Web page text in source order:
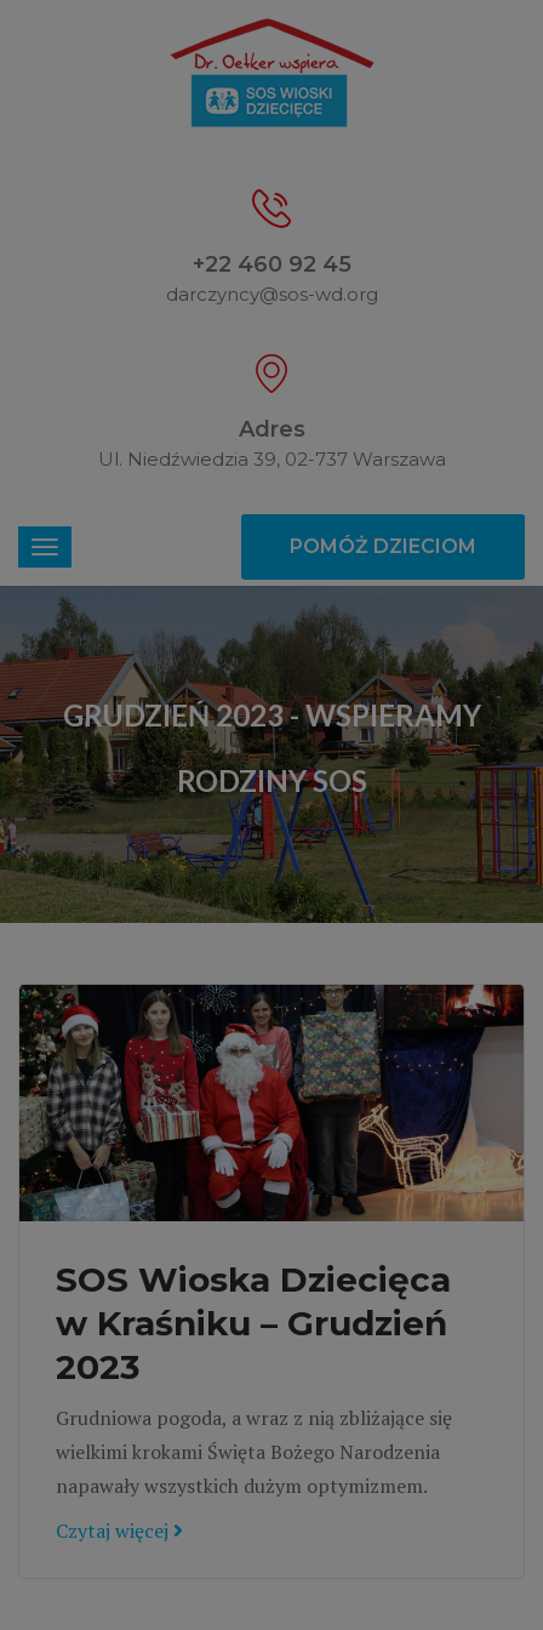
+22 460 92 45
darczyncy@sos-wd.org
Adres
Ul. Niedźwiedzia 39, 02-737 Warszawa
POMÓŻ DZIECIOM
GRUDZIEŃ 2023 - WSPIERAMY
RODZINY SOS
SOS Wioska Dziecięca
w Kraśniku – Grudzień
2023
Grudniowa pogoda, a wraz z nią zbliżające się
wielkimi krokami Święta Bożego Narodzenia
napawały wszystkich dużym optymizmem.
Czytaj więcej